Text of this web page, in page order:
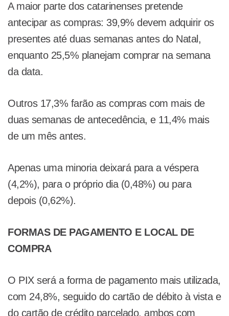
A maior parte dos catarinenses pretende
antecipar as compras: 39,9% devem adquirir os
presentes até duas semanas antes do Natal,
enquanto 25,5% planejam comprar na semana
da data.
Outros 17,3% farão as compras com mais de
duas semanas de antecedência, e 11,4% mais
de um mês antes.
Apenas uma minoria deixará para a véspera
(4,2%), para o próprio dia (0,48%) ou para
depois (0,62%).
FORMAS DE PAGAMENTO E LOCAL DE
COMPRA
O PIX será a forma de pagamento mais utilizada,
com 24,8%, seguido do cartão de débito à vista e
do cartão de crédito parcelado, ambos com